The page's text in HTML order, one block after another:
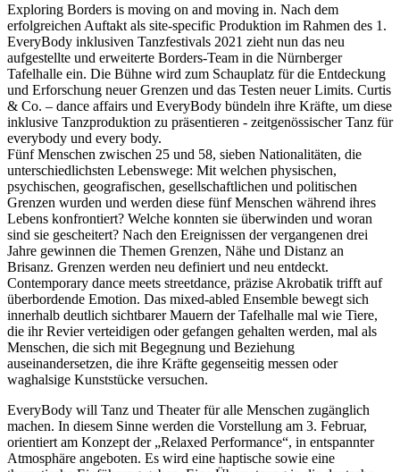
Exploring Borders is moving on and moving in. Nach dem
erfolgreichen Auftakt als site-specific Produktion im Rahmen des 1.
EveryBody inklusiven Tanzfestivals 2021 zieht nun das neu
aufgestellte und erweiterte Borders-Team in die Nürnberger
Tafelhalle ein. Die Bühne wird zum Schauplatz für die Entdeckung
und Erforschung neuer Grenzen und das Testen neuer Limits. Curtis
& Co. – dance affairs und EveryBody bündeln ihre Kräfte, um diese
inklusive Tanzproduktion zu präsentieren - zeitgenössischer Tanz für
everybody und every body.
Fünf Menschen zwischen 25 und 58, sieben Nationalitäten, die
unterschiedlichsten Lebenswege: Mit welchen physischen,
psychischen, geografischen, gesellschaftlichen und politischen
Grenzen wurden und werden diese fünf Menschen während ihres
Lebens konfrontiert? Welche konnten sie überwinden und woran
sind sie gescheitert? Nach den Ereignissen der vergangenen drei
Jahre gewinnen die Themen Grenzen, Nähe und Distanz an
Brisanz. Grenzen werden neu definiert und neu entdeckt.
Contemporary dance meets streetdance, präzise Akrobatik trifft auf
überbordende Emotion. Das mixed-abled Ensemble bewegt sich
innerhalb deutlich sichtbarer Mauern der Tafelhalle mal wie Tiere,
die ihr Revier verteidigen oder gefangen gehalten werden, mal als
Menschen, die sich mit Begegnung und Beziehung
auseinandersetzen, die ihre Kräfte gegenseitig messen oder
waghalsige Kunststücke versuchen.
EveryBody will Tanz und Theater für alle Menschen zugänglich
machen. In diesem Sinne werden die Vorstellung am 3. Februar,
orientiert am Konzept der „Relaxed Performance“, in entspannter
Atmosphäre angeboten. Es wird eine haptische sowie eine